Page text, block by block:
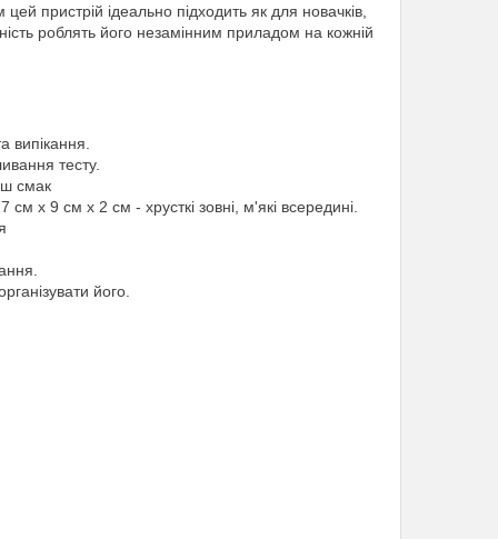
пристрій ідеально підходить як для новачків,
роблять його незамінним приладом на кожній
випікання.
тесту.
смак
x 9 см x 2 см - хрусткі зовні, м'які всередині.
його.